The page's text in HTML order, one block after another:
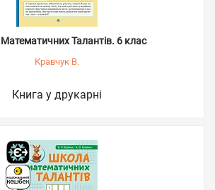
Талантів. 6 клас
Кравчук В.
Книга у друкарні